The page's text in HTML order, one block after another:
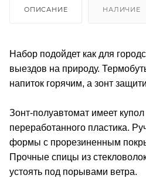
ОПИСАНИЕ НАЛИЧИЕ
Набор подойдет как для
выездов на природу.
напиток горячим, а зонт
Зонт-полуавтомат имеет
переработанного пластика.
формы с прорезиненным
Прочные спицы из
устоять под порывами ветра.